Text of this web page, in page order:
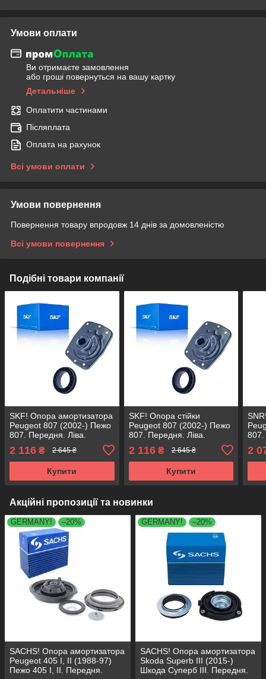
Умови оплати
Ви отримаєте замовлення
або гроші повернуться на вашу картку
Детальніше
Оплатити частинами
Післяплата
Оплата на рахунок
Всі умови оплати
Умови повернення
Повернення товару впродовж 14 днів за домовленістю
Всі умови повернення
Подібні товари компанії
SKF! Опора амортизатора
Peugeot 807 (2002-) Пежо
807. Передня. Ліва.
KB659.16 , VKDA35317
2 116 ₴ 2 645 ₴
Купити
SKF! Опора стійки
Peugeot 807 (2002-) Пежо
807. Передня. Ліва.
KB659.16 , VKDA35317
2 116₴ 2 645 ₴
Купити
807.
2
Акційні пропозиції та новинки
GERMANY! –20%
SACHS! Опора амортизатора
Peugeot 405 I, II (1988-97)
Пежо 405 I, II. Передня.
GERMANY! –20%
SACHS! Опора амортизатора
Skoda Superb III (2015-)
Шкода Суперб III. Передня.